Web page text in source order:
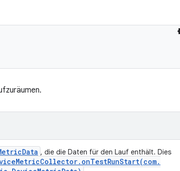
Data , die die Daten für den Lauf enthält. Dies
MetricCollector. onTestRunStart(com.